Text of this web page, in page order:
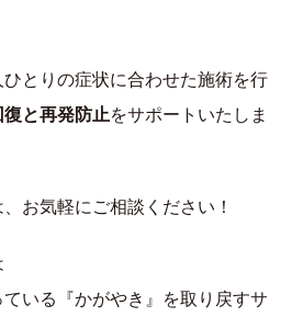
とりの症状に合わせた施術を行
と再発防止をサポートいたしま
お気軽にご相談ください！
いる『かがやき』を取り戻すサ